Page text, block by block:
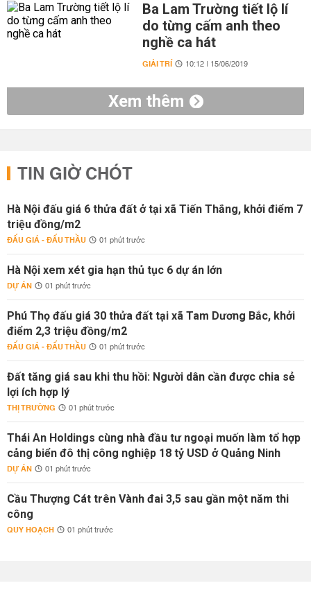
Ba Lam Trường tiết lộ lí
do từng cấm anh theo
nghề ca hát
GIẢI TRÍ 10:12 | 15/06/2019
Xem thêm
TIN GIỜ CHÓT
Hà Nội đấu giá 6 thửa đất ở tại xã Tiến Thắng, khởi điểm 7
triệu đồng/m2
ĐẤU GIÁ - ĐẤU THẦU 01 phút trước
Hà Nội xem xét gia hạn thủ tục 6 dự án lớn
DỰ ÁN 01 phút trước
Phú Thọ đấu giá 30 thửa đất tại xã Tam Dương Bắc, khởi
điểm 2,3 triệu đồng/m2
ĐẤU GIÁ - ĐẤU THẦU 01 phút trước
Đất tăng giá sau khi thu hồi: Người dân cần được chia sẻ
lợi ích hợp lý
THỊ TRƯỜNG 01 phút trước
Thái An Holdings cùng nhà đầu tư ngoại muốn làm tổ hợp
cảng biển đô thị công nghiệp 18 tỷ USD ở Quảng Ninh
DỰ ÁN 01 phút trước
Cầu Thượng Cát trên Vành đai 3,5 sau gần một năm thi
công
QUY HOẠCH 01 phút trước